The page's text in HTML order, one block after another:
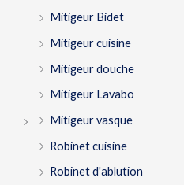
Mitigeur Bidet
Mitigeur cuisine
Mitigeur douche
Mitigeur Lavabo
Mitigeur vasque
Robinet cuisine
Robinet d'ablution